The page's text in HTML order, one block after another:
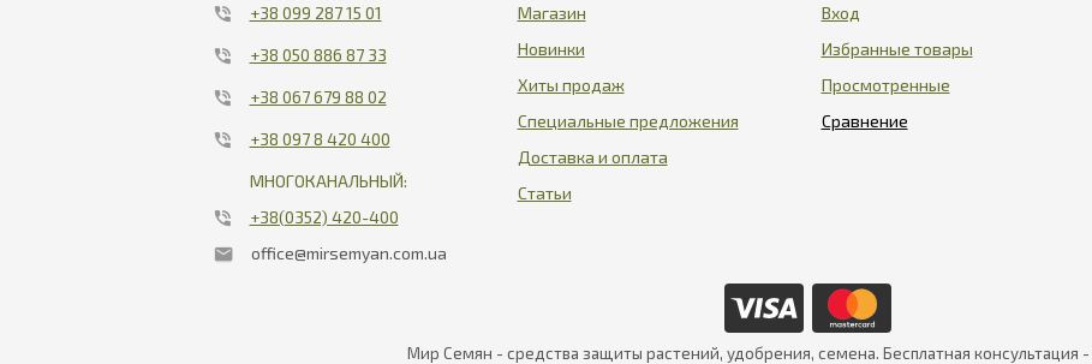
+38 099 287 15 01
+38 050 886 87 33
+38 067 679 88 02
+38 097 8 420 400
МНОГОКАНАЛЬНЫЙ:
+38(0352) 420-400
office@mirsemyan.com.ua
Магазин
Новинки
Хиты продаж
Специальные предложения
Доставка и оплата
Статьи
Вход
Избранные товары
Просмотренные
Мир Семян - средства защиты растений, удобрения, семена. Бесплатная консультация -